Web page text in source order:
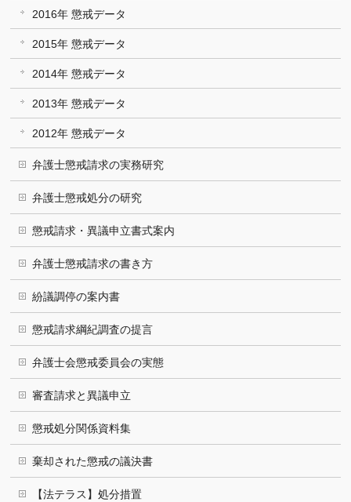
2016年 懲戒データ
2015年 懲戒データ
2014年 懲戒データ
2013年 懲戒データ
2012年 懲戒データ
弁護士懲戒請求の実務研究
弁護士懲戒処分の研究
懲戒請求・異議申立書式案内
弁護士懲戒請求の書き方
紛議調停の案内書
懲戒請求綱紀調査の提言
弁護士会懲戒委員会の実態
審査請求と異議申立
懲戒処分関係資料集
棄却された懲戒の議決書
【法テラス】処分措置